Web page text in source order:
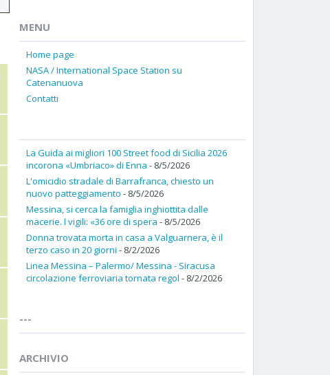
MENU
Home page
NASA / International Space Station su
Catenanuova
Contatti
La Guida ai migliori 100 Street food di Sicilia 2026
incorona «Umbriaco» di Enna - 8/5/2026
L'omicidio stradale di Barrafranca, chiesto un
nuovo patteggiamento - 8/5/2026
Messina, si cerca la famiglia inghiottita dalle
macerie. I vigili: «36 ore di spera - 8/5/2026
Donna trovata morta in casa a Valguarnera, è il
terzo caso in 20 giorni - 8/2/2026
Linea Messina – Palermo/ Messina - Siracusa
circolazione ferroviaria tornata regol - 8/2/2026
---
ARCHIVIO